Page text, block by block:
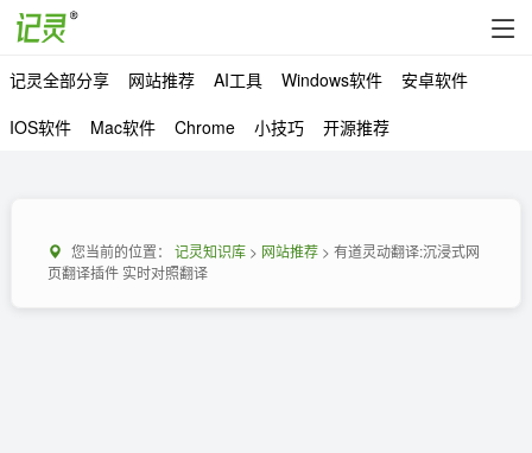
记灵全部分享 网站推荐 AI工具 Windows软件
安卓软件
IOS软件
Mac软件 Chrome 小技巧 开源推荐
您当前的位置： 记灵知识库> 网站推荐> 有道灵动翻译:沉浸式网
页翻译插件 实时对照翻译